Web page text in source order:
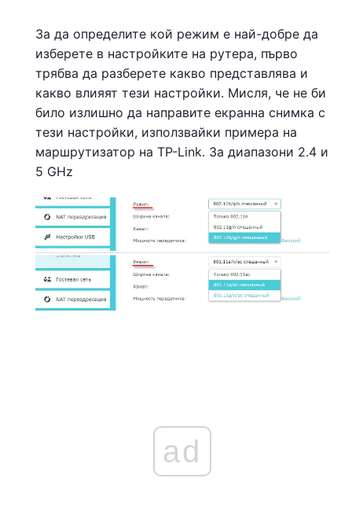
За да определите кой режим е най-добре да
изберете в настройките на рутера, първо
трябва да разберете какво представлява и
какво влияят тези настройки. Мисля, че не би
било излишно да направите екранна снимка с
тези настройки, използвайки примера на
маршрутизатор на TP-Link. За диапазони 2.4 и
5 GHz
ad